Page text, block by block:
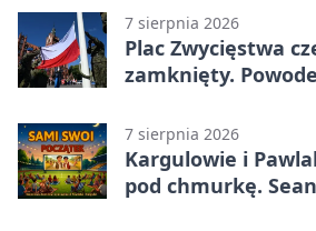
7 sierpnia 2026
Plac Zwycięstwa
zamknięty.
7 sierpnia 2026
Kargulowie i
pod chmurkę.